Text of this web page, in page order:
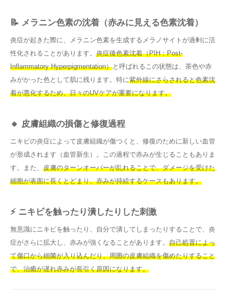
📝 メラニン色素の沈着（赤みに見える色素沈着）
炎症が起きた際に、メラニン色素を生成するメラノサイトが過剰に活
性化されることがあります。 炎症後色素沈着（PIH：Post-
Inflammatory Hyperpigmentation）と呼ばれるこの状態は、茶色や赤
みがかった色として肌に残ります。特に紫外線にさらされると色素沈
着が悪化するため、日々のUVケアが重要になります。
🔸 皮膚組織の損傷と修復過程
ニキビの炎症によって皮膚組織が傷つくと、修復のために新しい血管
が形成されます（血管新生）。この過程で赤みが生じることもありま
す。また、 皮膚のターンオーバーが乱れることで、ダメージを受けた
細胞が表面に長くとどまり、赤みが持続するケースもあります。
⚡ ニキビを触ったり潰したりした刺激
無意識にニキビを触ったり、自分で潰してしまったりすることで、炎
症がさらに拡大し、赤みが強くなることがあります。 自己処置によっ
て傷口から細菌が入り込んだり、周囲の皮膚組織を傷めたりすること
で、治癒が遅れ赤みが長引く原因になります。